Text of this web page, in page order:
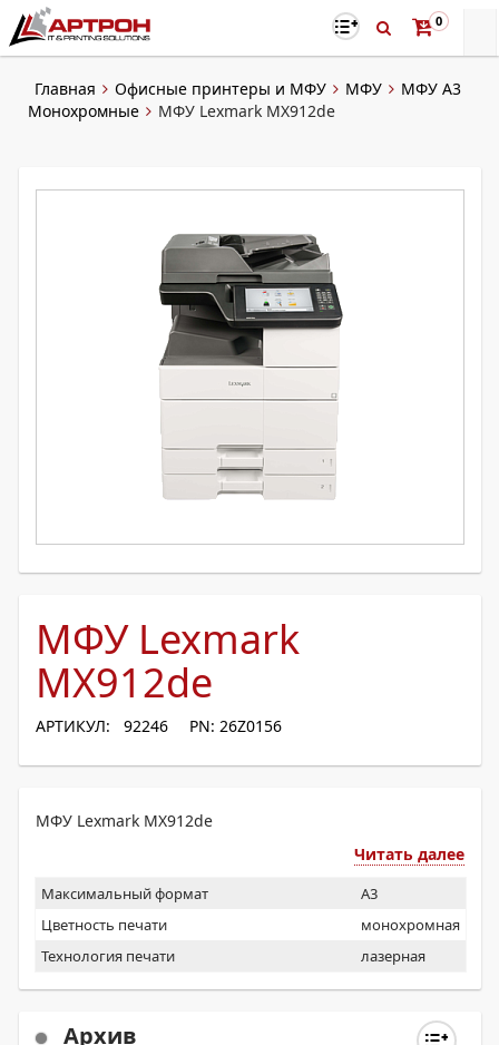
0
Главная Офисные принтеры и МФУ МФУ
МФУ А3
Монохромные
МФУ Lexmark MX912de
МФУ Lexmark
MX912de
АРТИКУЛ: 92246 PN: 26Z0156
МФУ Lexmark MX912de
Читать далее
Максимальный формат
A3
Цветность печати
монохромная
Технология печати
лазерная
Архив